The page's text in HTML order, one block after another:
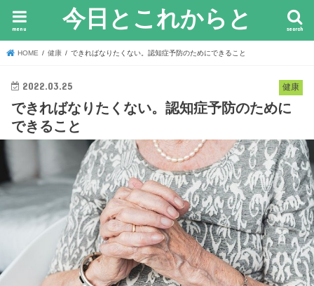
今日とこれからと search
menu
HOME 健康 できればなりたくない。認知症予防のためにできること
健康
2022.03.25
できればなりたくない。認知症予防のために
できること